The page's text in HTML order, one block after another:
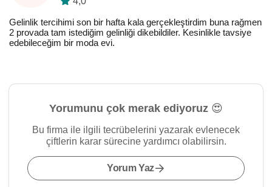
Gelinlik tercihimi son bir hafta kala gerçekleştirdim buna rağmen
2 provada tam istediğim gelinliği dikebildiler. Kesinlikle tavsiye
edebileceğim bir moda evi.
Yorumunu çok merak ediyoruz 😍
Bu firma ile ilgili tecrübelerini yazarak evlenecek
çiftlerin karar sürecine yardımcı olabilirsin.
Yorum Yaz